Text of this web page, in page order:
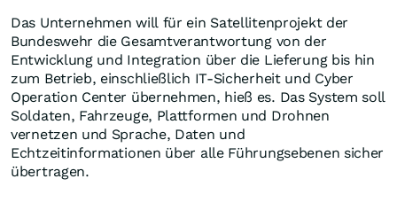
Das Unternehmen will für ein Satellitenprojekt der
Bundeswehr die Gesamtverantwortung von der
Entwicklung und Integration über die Lieferung bis hin
zum Betrieb, einschließlich IT-Sicherheit und Cyber
Operation Center übernehmen, hieß es. Das System soll
Soldaten, Fahrzeuge, Plattformen und Drohnen
vernetzen und Sprache, Daten und
Echtzeitinformationen über alle Führungsebenen sicher
übertragen.